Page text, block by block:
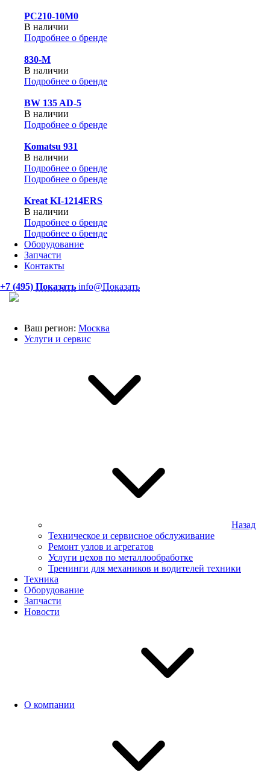
PC210-10M0
В наличии
Подробнее о бренде
830-М
В наличии
Подробнее о бренде
BW 135 AD-5
В наличии
Подробнее о бренде
Komatsu 931
В наличии
Подробнее о бренде
Подробнее о бренде
Kreat KI-1214ERS
В наличии
Подробнее о бренде
Подробнее о бренде
Оборудование
Запчасти
Контакты
+7 (495) Показать info@Показать
Ваш регион: Москва
Услуги и сервис
Назад
Техническое и сервисное обслуживание
Ремонт узлов и агрегатов
Услуги цехов по металлообработке
Тренинги для механиков и водителей техники
Техника
Оборудование
Запчасти
Новости
О компании